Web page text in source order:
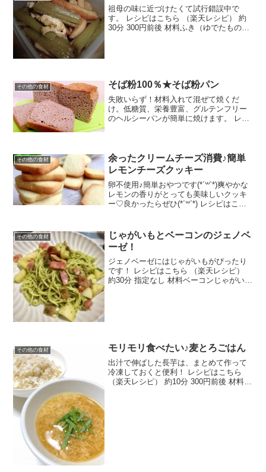
祖母の味に近づけたくて試行錯誤中で
す。 レシピはこちら （楽天レシピ） 約
30分 300円前後 材料ふき（ゆでたもの）
その他の食材 そば粉100％★そば粉パン
失敗いらず！材料入れて混ぜて焼くだ
け。低糖質、栄養豊富、グルテンフリー
のヘルシーパンが簡単に焼けます。 レシ
んなのレビ...
その他の食材
余ったクリームチーズ消費♪簡単
レモンチーズクッキー
卵不使用♪簡単おやつです(*´꒳`*)爽やかな
レモンの香りがとっても美味しいクッキ
ー♡良かったらぜひ(*´꒳`*) レシピはこち
ター砂糖レモン果汁みんなのレビ...
その他の食材
じゃがいもとベーコンのジェノベ
ーゼ！
ジェノベーゼにはじゃがいもがぴったり
です！ レシピはこちら （楽天レシピ）
約30分 指定なし 材料ベーコンじゃがいも
その他の食材 モリモリ食べたい♪麦とろごはん
出汁で伸ばした長芋は、まとめて作って
冷凍しておくと便利！ レシピはこちら
（楽天レシピ） 約10分 300円前後 材料も